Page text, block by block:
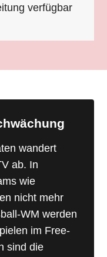
verfügbar
wandert
ab. In
wie
nicht mehr
WM werden
im Free-
sind die